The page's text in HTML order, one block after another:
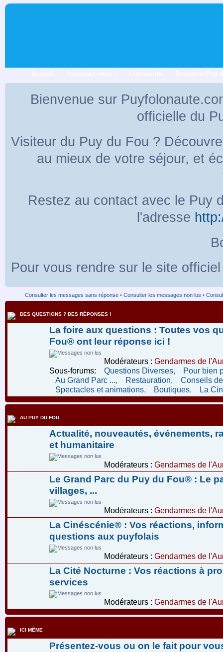
Bienvenue sur
officielle du
Visiteur du Puy du Fou ?
au mieux de votre séjour, et
Restez au contact avec le Puy
l'adresse
Pour vous rendre sur le site
Consulter les messages sans réponse • Consulter les messages non lus •
DES QUESTIONS ? DES RÉPONSES !
La foire aux questions : Toutes vos
Fou® ont leur réponse ici !
Modérateurs : Gendarmes de
Sous-forums:
Questions Diverses
Pour bien
Au Grand Parc ...
Restauration
Conseils
Spectacles et animations
Boutiques La
AU PUY DU FOU
Actualité, nouveautés, événements,
et humanitaire
Modérateurs : Gendarmes de
Le Grand Parc du Puy du Fou® : Le
villages, ...
Modérateurs : Gendarmes de
La Cinéscénie® : Vos réactions,
questions aux puyfolais
Modérateurs : Gendarmes de
La Cité Nocturne : Vos réactions à
services
Modérateurs : Gendarmes de
ICI MÊME
Présentez-vous ou on le fait pour